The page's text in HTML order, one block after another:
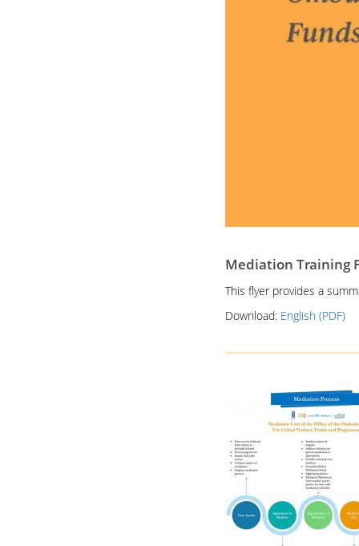
Mediation Training
This flyer provides a
Download: English (PDF)